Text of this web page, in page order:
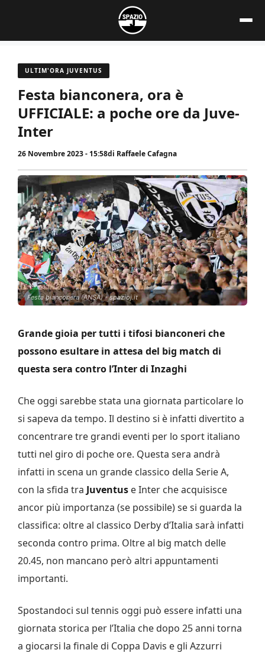
contenuto
ULTIM'ORA JUVENTUS
Festa bianconera, ora è
UFFICIALE: a poche ore da Juve-
Inter
26 Novembre 2023 - 15:58di Raffaele Cafagna
Festa bianconera (ANSA) - spazioj.it
Grande gioia per tutti i tifosi bianconeri che
possono esultare in attesa del big match di
questa sera contro l’Inter di Inzaghi
Che oggi sarebbe stata una giornata particolare lo
si sapeva da tempo. Il destino si è infatti divertito a
concentrare tre grandi eventi per lo sport italiano
tutti nel giro di poche ore. Questa sera andrà
infatti in scena un grande classico della Serie A,
con la sfida tra Juventus e Inter che acquisisce
ancor più importanza (se possibile) se si guarda la
classifica: oltre al classico Derby d’Italia sarà infatti
seconda contro prima. Oltre al big match delle
20.45, non mancano però altri appuntamenti
importanti.
Spostandoci sul tennis oggi può essere infatti una
giornata storica per l’Italia che dopo 25 anni torna
a giocarsi la finale di Coppa Davis e gli Azzurri